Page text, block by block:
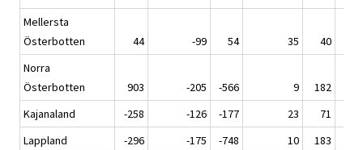
Mellersta
Österbotten
44 -99 54 35
40
Norra
Österbotten
903 -205 -566 9
182
Kajanaland
-258 -126 -177 23
71
Lappland
-296 -175 -748 10
183